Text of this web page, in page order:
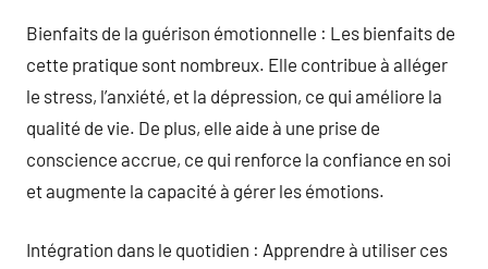
Bienfaits de la guérison émotionnelle : Les bienfaits de
cette pratique sont nombreux. Elle contribue à alléger
le stress, l’anxiété, et la dépression, ce qui améliore la
qualité de vie. De plus, elle aide à une prise de
conscience accrue, ce qui renforce la confiance en soi
et augmente la capacité à gérer les émotions.
Intégration dans le quotidien : Apprendre à utiliser ces